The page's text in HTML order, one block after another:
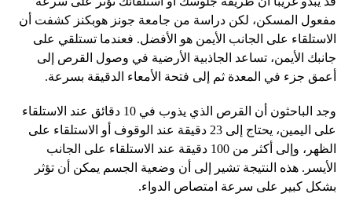
مفعول المسكن، لكن دراسة من جامعة جونز هوبكنز كشفت أن
الاستلقاء على الجانب الأيمن هو الأفضل. فعندما تستلقي على
جانبك الأيمن، تساعد الجاذبية الأرضية في وصول القرص إلى
أعمق جزء في المعدة ثم إلى فتحة الأمعاء الدقيقة بسرعة.
وجد الباحثون أن القرص الذي يذوب في 10 دقائق عند الاستلقاء
على اليمين، يحتاج إلى 23 دقيقة عند الوقوف أو الاستلقاء على
الظهر، وإلى أكثر من 100 دقيقة عند الاستلقاء على الجانب
الأيسر. هذه النتيجة تشير إلى أن وضعية الجسم يمكن أن تؤثر
بشكل كبير على سرعة امتصاص الدواء.